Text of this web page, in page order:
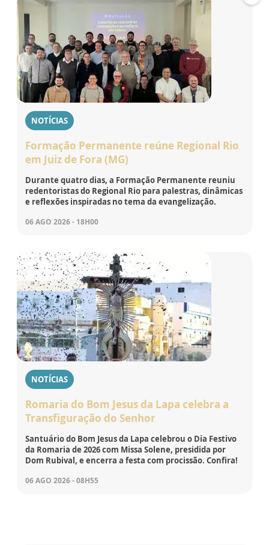
NOTÍCIAS
Formação Permanente reúne Regional Rio
em Juiz de Fora (MG)
Durante quatro dias, a Formação Permanente reuniu
redentoristas do Regional Rio para palestras, dinâmicas
e reflexões inspiradas no tema da evangelização.
06 AGO 2026 - 18H00
NOTÍCIAS
Romaria do Bom Jesus da Lapa celebra a
Transfiguração do Senhor
Santuário do Bom Jesus da Lapa celebrou o Dia Festivo
da Romaria de 2026 com Missa Solene, presidida por
Dom Rubival, e encerra a festa com procissão. Confira!
06 AGO 2026 - 08H55